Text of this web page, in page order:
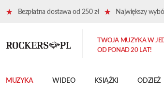
Bezpłatna dostawa od 250 zł Największy
MUZYKA WIDEO KSIĄŻKI ODZIEŻ
TWOJA MUZYKA W
OD PONAD 20 LAT!